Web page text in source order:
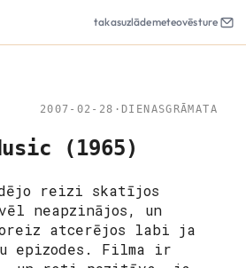
takasuzlādemeteovēsture
2007-02-28 · DIENASGRĀMATA
(1965)
reizi skatījos
neapzinājos, un
atcerējos labi ja
epizodes. Filma ir